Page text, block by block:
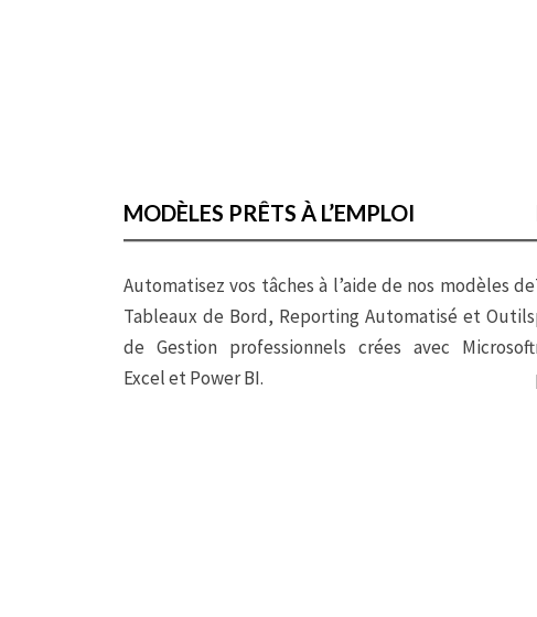
MODÈLES PRÊTS À L’EMPLOI
Automatisez vos tâches à l’aide de nos modèles de
Tableaux de Bord, Reporting Automatisé et Outils
de Gestion professionnels crées avec Microsoft
Excel et Power BI.